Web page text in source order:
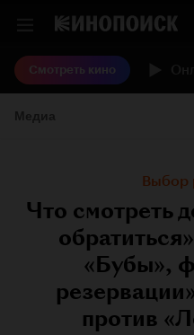
Смотреть кино
Выбор
Что смотреть
«Бубы»,
против